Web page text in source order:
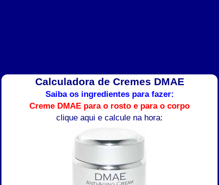
Calculadora de Cremes DMAE
Saiba os ingredientes para fazer:
Creme DMAE para o rosto e para o corpo
clique aqui e calcule na hora: